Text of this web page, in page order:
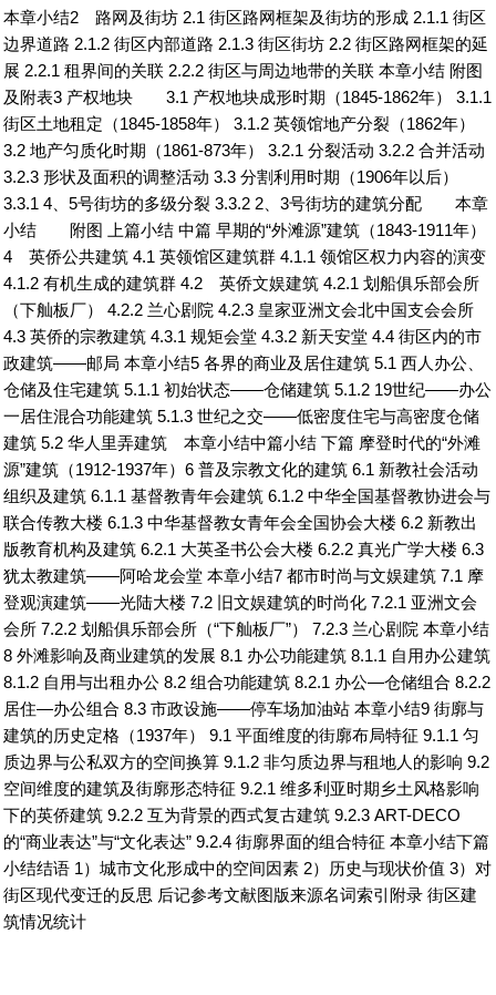
本章小结2 路网及街坊 2.1 街区路网框架及街坊的形成 2.1.1 街区
边界道路 2.1.2 街区内部道路 2.1.3 街区街坊 2.2 街区路网框架的延
展 2.2.1 租界间的关联 2.2.2 街区与周边地带的关联 本章小结 附图
及附表3 产权地块 3.1 产权地块成形时期（1845-1862年） 3.1.1
街区土地租定（1845-1858年） 3.1.2 英领馆地产分裂（1862年）
3.2 地产匀质化时期（1861-873年） 3.2.1 分裂活动 3.2.2 合并活动
3.2.3 形状及面积的调整活动 3.3 分割利用时期（1906年以后）
3.3.1 4、5号街坊的多级分裂 3.3.2 2、3号街坊的建筑分配 本章
小结 附图 上篇小结 中篇 早期的“外滩源”建筑（1843-1911年）
4 英侨公共建筑 4.1 英领馆区建筑群 4.1.1 领馆区权力内容的演变
4.1.2 有机生成的建筑群 4.2 英侨文娱建筑 4.2.1 划船俱乐部会所
（下舢板厂） 4.2.2 兰心剧院 4.2.3 皇家亚洲文会北中国支会会所
4.3 英侨的宗教建筑 4.3.1 规矩会堂 4.3.2 新天安堂 4.4 街区内的市
政建筑——邮局 本章小结5 各界的商业及居住建筑 5.1 西人办公、
仓储及住宅建筑 5.1.1 初始状态——仓储建筑 5.1.2 19世纪——办公
一居住混合功能建筑 5.1.3 世纪之交——低密度住宅与高密度仓储
建筑 5.2 华人里弄建筑 本章小结中篇小结 下篇 摩登时代的“外滩
源”建筑（1912-1937年）6 普及宗教文化的建筑 6.1 新教社会活动
组织及建筑 6.1.1 基督教青年会建筑 6.1.2 中华全国基督教协进会与
联合传教大楼 6.1.3 中华基督教女青年会全国协会大楼 6.2 新教出
版教育机构及建筑 6.2.1 大英圣书公会大楼 6.2.2 真光广学大楼 6.3
犹太教建筑——阿哈龙会堂 本章小结7 都市时尚与文娱建筑 7.1 摩
登观演建筑——光陆大楼 7.2 旧文娱建筑的时尚化 7.2.1 亚洲文会
会所 7.2.2 划船俱乐部会所（“下舢板厂”） 7.2.3 兰心剧院 本章小结
8 外滩影响及商业建筑的发展 8.1 办公功能建筑 8.1.1 自用办公建筑
8.1.2 自用与出租办公 8.2 组合功能建筑 8.2.1 办公—仓储组合 8.2.2
居住—办公组合 8.3 市政设施——停车场加油站 本章小结9 街廓与
建筑的历史定格（1937年） 9.1 平面维度的街廓布局特征 9.1.1 匀
质边界与公私双方的空间换算 9.1.2 非匀质边界与租地人的影响 9.2
空间维度的建筑及街廓形态特征 9.2.1 维多利亚时期乡土风格影响
下的英侨建筑 9.2.2 互为背景的西式复古建筑 9.2.3 ART-DECO
的“商业表达”与“文化表达” 9.2.4 街廓界面的组合特征 本章小结下篇
小结结语 1）城市文化形成中的空间因素 2）历史与现状价值 3）对
街区现代变迁的反思 后记参考文献图版来源名词索引附录 街区建
筑情况统计